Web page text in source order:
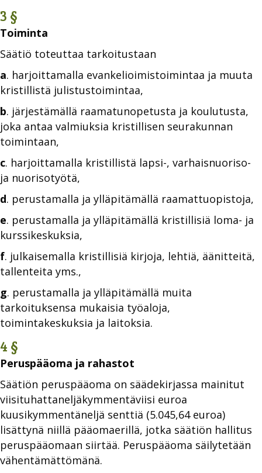
3 §
Toiminta
Säätiö toteuttaa tarkoitustaan
a. harjoittamalla evankelioimistoimintaa ja muuta
kristillistä julistustoimintaa,
b. järjestämällä raamatunopetusta ja koulutusta,
joka antaa valmiuksia kristillisen seurakunnan
toimintaan,
c. harjoittamalla kristillistä lapsi-, varhaisnuoriso-
ja nuorisotyötä,
d. perustamalla ja ylläpitämällä raamattuopistoja,
e. perustamalla ja ylläpitämällä kristillisiä loma- ja
kurssikeskuksia,
f. julkaisemalla kristillisiä kirjoja, lehtiä, äänitteitä,
tallenteita yms.,
g. perustamalla ja ylläpitämällä muita
tarkoituksensa mukaisia työaloja,
toimintakeskuksia ja laitoksia.
4 §
Peruspääoma ja rahastot
Säätiön peruspääoma on säädekirjassa mainitut
viisituhattaneljäkymmentäviisi euroa
kuusikymmentäneljä senttiä (5.045,64 euroa)
lisättynä niillä pääomaerillä, jotka säätiön hallitus
peruspääomaan siirtää. Peruspääoma säilytetään
vähentämättömänä.